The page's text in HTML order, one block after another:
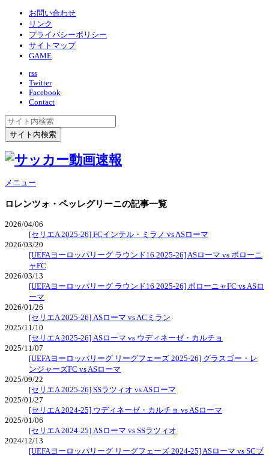
お問い合わせ
リンク
プライバシーポリシー
サイトマップ
GAME
rss
Twitter
Facebook
Contact
メニュー
ロレンツォ・ペッレグリーニの記事一覧
2026/04/06
[セリエA 2025-26] FCインテル・ミラノ vs ASローマ
2026/03/20
[UEFAヨーロッパリーグ ラウンド16 2025-26] ASローマ vs ボローニ
ャFC
2026/03/13
[UEFAヨーロッパリーグ ラウンド16 2025-26] ボローニャFC vs ASロ
ーマ
2026/01/26
[セリエA 2025-26] ASローマ vs ACミラン
2025/11/10
[セリエA 2025-26] ASローマ vs ウディネーゼ・カルチョ
2025/11/07
[UEFAヨーロッパリーグ リーグフェーズ 2025-26] グラスゴー・レ
ンジャーズFC vs ASローマ
2025/09/22
[セリエA 2025-26] SSラツィオ vs ASローマ
2025/01/27
[セリエA 2024-25] ウディネーゼ・カルチョ vs ASローマ
2025/01/06
[セリエA 2024-25] ASローマ vs SSラツィオ
2024/12/13
[UEFAヨーロッパリーグ リーグフェーズ 2024-25] ASローマ vs SCブ